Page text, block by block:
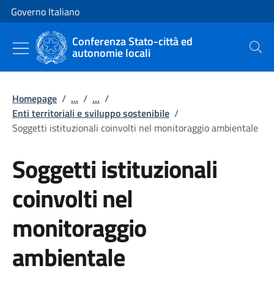
Vai al contenuto
Vai alla navigazione del sito
Governo Italiano
Conferenza Stato-città ed
autonomie locali Cerca
Homepage / ... / ... /
Enti territoriali e sviluppo sostenibile /
Soggetti istituzionali coinvolti nel monitoraggio ambientale
Soggetti istituzionali
coinvolti nel
monitoraggio
ambientale